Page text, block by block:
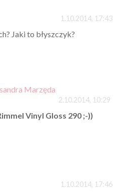
1.10.2014, 17:43
Jaki to błyszczyk?
Marzęda
2.10.2014, 10:29
Vinyl Gloss 290 ;-))
1.10.2014, 17:46